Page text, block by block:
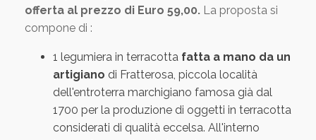
offerta al prezzo di Euro 59,00. La proposta si
compone di :
1 legumiera in terracotta fatta a mano da un
artigiano di Fratterosa, piccola località
dell'entroterra marchigiano famosa già dal
1700 per la produzione di oggetti in terracotta
considerati di qualità eccelsa. All'interno